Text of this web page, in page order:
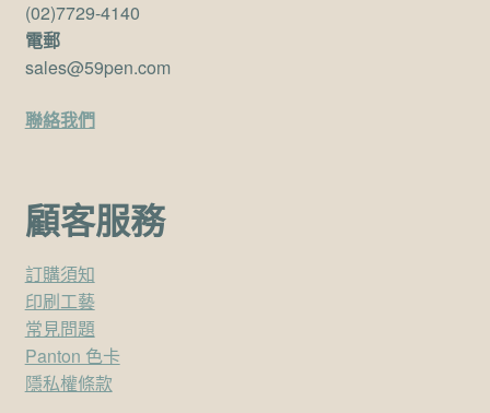
(02)7729-4140
電郵
sales@59pen.com
聯絡我們
顧客服務
訂購須知
印刷工藝
常見問題
Panton 色卡
隱私權條款